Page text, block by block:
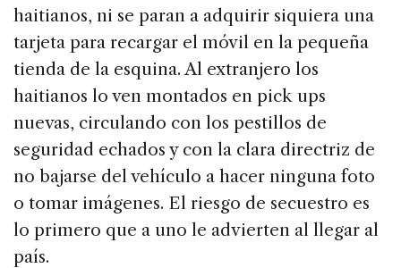
haitianos, ni se paran a adquirir siquiera una
tarjeta para recargar el móvil en la pequeña
tienda de la esquina. Al extranjero los
haitianos lo ven montados en pick ups
nuevas, circulando con los pestillos de
seguridad echados y con la clara directriz de
no bajarse del vehículo a hacer ninguna foto
o tomar imágenes. El riesgo de secuestro es
lo primero que a uno le advierten al llegar al
país.